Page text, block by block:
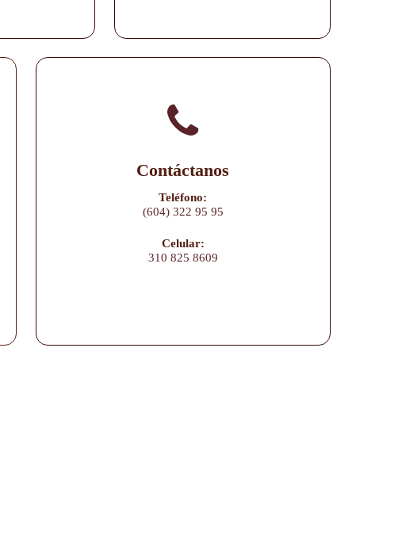
Contáctanos
Teléfono:
(604) 322 95 95
Celular:
310 825 8609